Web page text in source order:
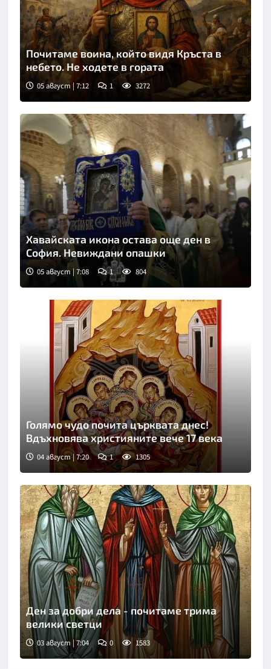
Почитаме воина, който видя Кръста в
небето. Не ходете в гората
05 август | 7:12 1 3272
Хавайската икона остава още ден в
София. Невиждани опашки
05 август | 7:08 1 804
Голямо чудо почита църквата днес!
Вдъхновява християните вече 17 века
04 август | 7:20 1 1305
Ден за добри дела - почитаме трима
велики светци
03 август | 7:04 0 1583